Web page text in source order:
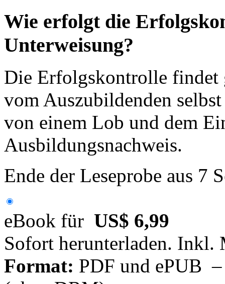
Wie erfolgt die
Unterweisung?
Die Erfolgskontrolle findet
vom Auszubildenden
von einem Lob und dem
Ausbildungsnachweis.
Ende der Leseprobe aus 7
eBook für US$ 6,99
Sofort herunterladen. Inkl.
Format: PDF und ePUB